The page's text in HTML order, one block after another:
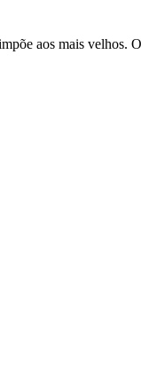
aos mais velhos.